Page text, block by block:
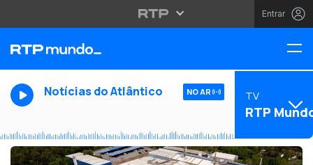
Entrar
Notícias do Atlântico NO AR TV
RTP